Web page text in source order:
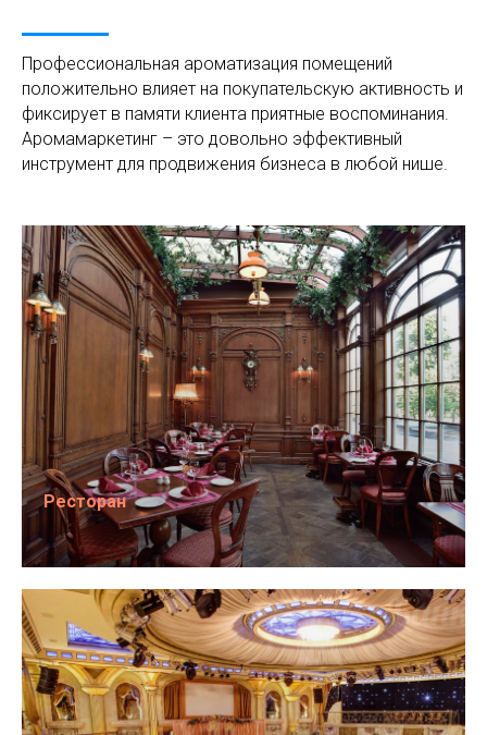
Профессиональная ароматизация помещений
положительно влияет на покупательскую активность и
фиксирует в памяти клиента приятные воспоминания.
Аромамаркетинг – это довольно эффективный
инструмент для продвижения бизнеса в любой нише.
Ресторан